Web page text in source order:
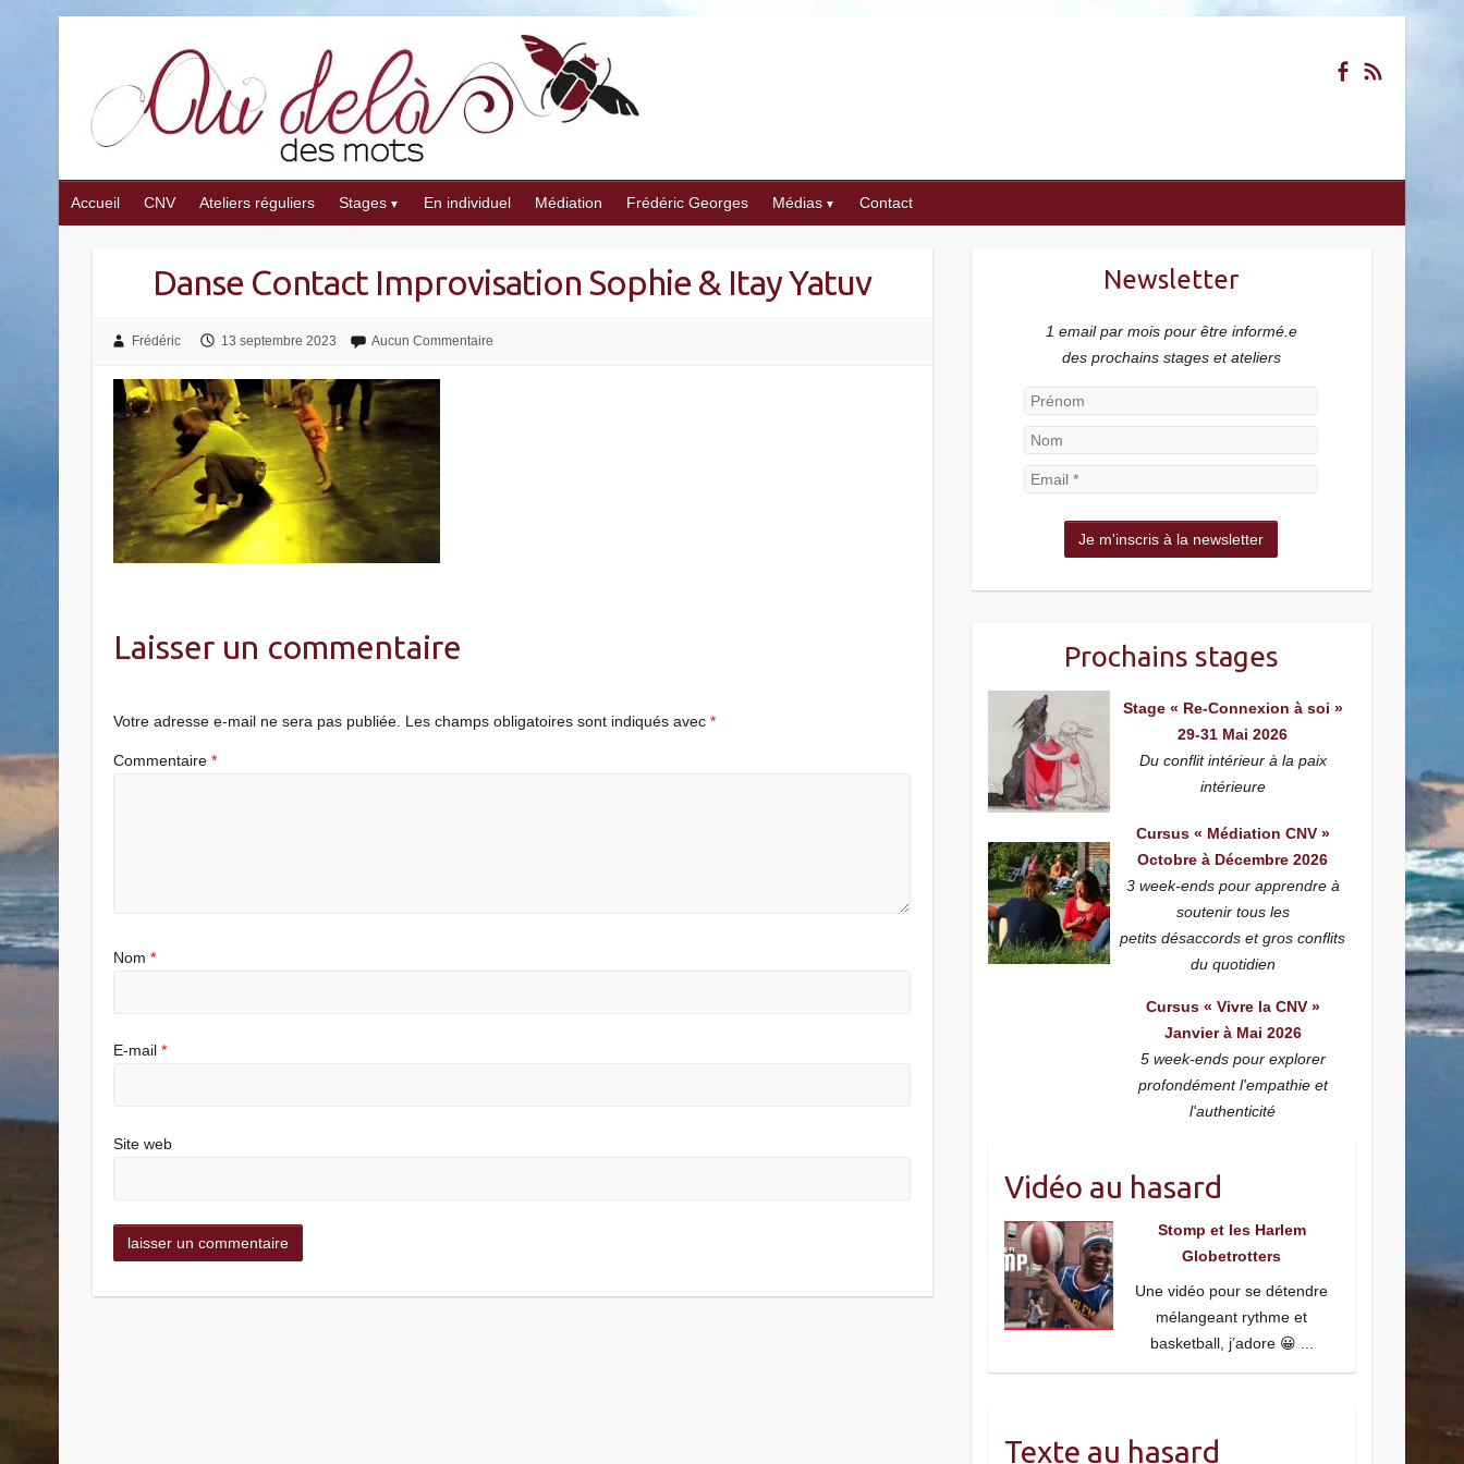
Accueil CNV Ateliers réguliers Stages En individuel Médiation Frédéric Georges Médias Contact
Danse Contact Improvisation Sophie & Itay Yatuv
Frédéric 13 septembre 2023 Aucun Commentaire
Laisser un commentaire
Votre adresse e-mail ne sera pas publiée. Les champs obligatoires sont indiqués avec *
Commentaire *
Nom *
E-mail *
Site web
Newsletter
1 email par mois pour être informé.e
des prochains stages et ateliers
Prochains stages
Stage « Re-Connexion à soi »
29-31 Mai 2026
Du conflit intérieur à la paix
intérieure
Cursus « Médiation CNV »
Octobre à Décembre 2026
3 week-ends pour apprendre à
soutenir tous les
petits désaccords et gros conflits
du quotidien
Cursus « Vivre la CNV »
Janvier à Mai 2026
5 week-ends pour explorer
profondément l'empathie et
l'authenticité
Vidéo au hasard
Stomp et les Harlem
Globetrotters
Une vidéo pour se détendre
mélangeant rythme et
basketball, j’adore 😀
Texte au hasard